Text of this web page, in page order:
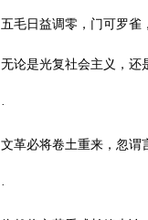
五毛日益调零，门可罗雀
无论是光复社会主义，还
·
文革必将卷土重来，忽谓
·